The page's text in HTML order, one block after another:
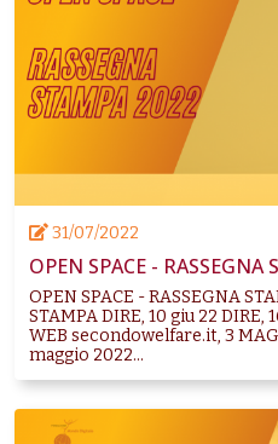
31/07/2022
OPEN SPACE - RASSEGNA
OPEN SPACE - RASSEGNA
STAMPA DIRE, 10 giu 22 DIRE,
WEB secondowelfare.it, 3
maggio 2022...